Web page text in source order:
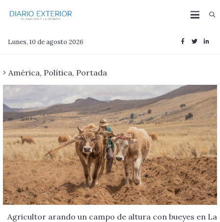
Lunes, 10 de agosto 2026
América, Política, Portada
Agricultor arando un campo de altura con bueyes en La